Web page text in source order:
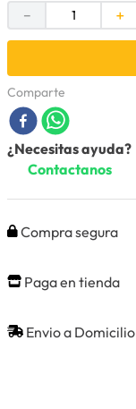
＋
－
Comparte
¿Necesitas ayuda?
Contactanos
Compra segura
Paga en tienda
Envio a Domicilio